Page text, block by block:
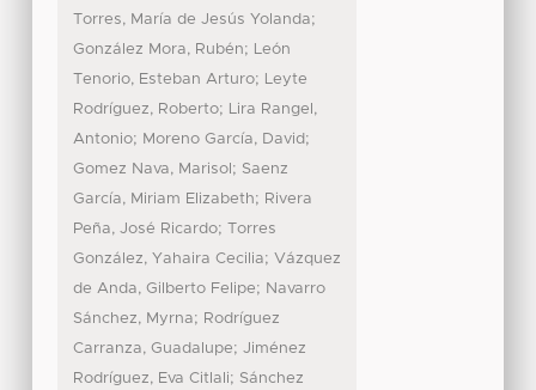
Torres, María de Jesús Yolanda;
González Mora, Rubén; León
Tenorio, Esteban Arturo; Leyte
Rodríguez, Roberto; Lira Rangel,
Antonio; Moreno García, David;
Gomez Nava, Marisol ; Saenz
García, Miriam Elizabeth; Rivera
Peña, José Ricardo;
Torres
González, Yahaira Cecilia; Vázquez
de Anda, Gilberto Felipe; Navarro
Sánchez, Myrna; Rodríguez
Carranza, Guadalupe; Jiménez
Rodríguez, Eva Citlali; Sánchez